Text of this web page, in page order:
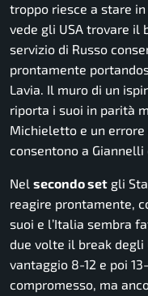
troppo riesce a stare
vede gli USA trovare il
servizio di Russo
prontamente
Lavia. Il muro di un
riporta i suoi in parità
Michieletto e un errore
consentono a
Nel secondo set gli
reagire prontamente,
suoi e l’Italia sembra
due volte il break degli
vantaggio 8-12 e poi
compromesso, ma